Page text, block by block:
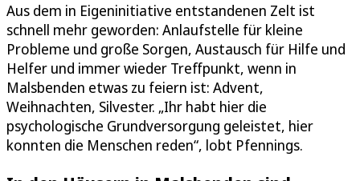
Aus dem in Eigeninitiative entstandenen Zelt ist
schnell mehr geworden: Anlaufstelle für kleine
Probleme und große Sorgen, Austausch für Hilfe und
Helfer und immer wieder Treffpunkt, wenn in
Malsbenden etwas zu feiern ist: Advent,
Weihnachten, Silvester. „Ihr habt hier die
psychologische Grundversorgung geleistet, hier
konnten die Menschen reden“, lobt Pfennings.